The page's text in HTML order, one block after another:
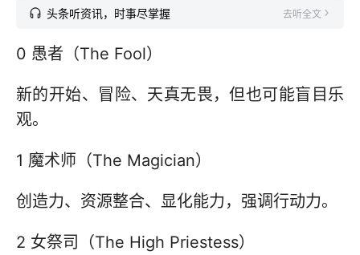
头条听资讯，时事尽掌握 去听全文
0 愚者（The Fool）
新的开始、冒险、天真无畏，但也可能盲目乐
观。
1 魔术师（The Magician）
创造力、资源整合、显化能力，强调行动力。
2 女祭司（The High Priestess）